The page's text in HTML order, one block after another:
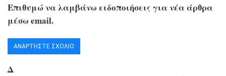
Επιθυμώ να λαμβάνω ειδοποιήσεις για νέα άρθρα
μέσω email.
Δ